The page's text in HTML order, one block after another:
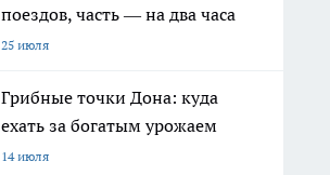
поездов, часть — на два часа
25 июля
Грибные точки Дона: куда
ехать за богатым урожаем
14 июля